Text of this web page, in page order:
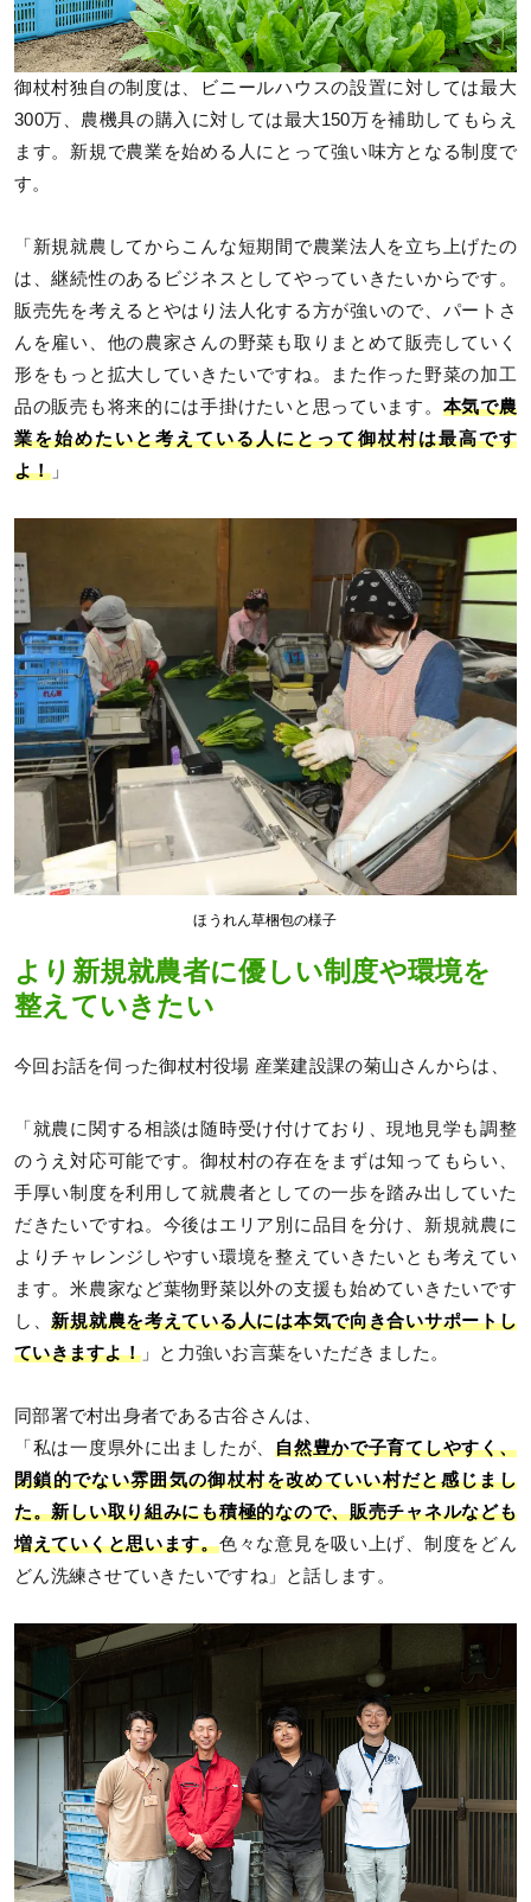
御杖村独自の制度は、ビニールハウスの設置に対しては最大
300万、農機具の購入に対しては最大150万を補助してもらえ
ます。新規で農業を始める人にとって強い味方となる制度で
す。
「新規就農してからこんな短期間で農業法人を立ち上げたの
は、継続性のあるビジネスとしてやっていきたいからです。
販売先を考えるとやはり法人化する方が強いので、パートさ
んを雇い、他の農家さんの野菜も取りまとめて販売していく
形をもっと拡大していきたいですね。また作った野菜の加工
品の販売も将来的には手掛けたいと思っています。 本気で農
業を始めたいと考えている人にとって御杖村は最高です
よ！」
ほうれん草梱包の様子
より新規就農者に優しい制度や環境を
整えていきたい
今回お話を伺った御杖村役場 産業建設課の菊山さんからは、
「就農に関する相談は随時受け付けており、現地見学も調整
のうえ対応可能です。御杖村の存在をまずは知ってもらい、
手厚い制度を利用して就農者としての一歩を踏み出していた
だきたいですね。今後はエリア別に品目を分け、新規就農に
よりチャレンジしやすい環境を整えていきたいとも考えてい
ます。米農家など葉物野菜以外の支援も始めていきたいです
し、新規就農を考えている人には本気で向き合いサポートし
ていきますよ！」と力強いお言葉をいただきました。
同部署で村出身者である古谷さんは、
「私は一度県外に出ましたが、自然豊かで子育てしやすく、
閉鎖的でない雰囲気の御杖村を改めていい村だと感じまし
た。新しい取り組みにも積極的なので、販売チャネルなども
増えていくと思います。色々な意見を吸い上げ、制度をどん
どん洗練させていきたいですね」と話します。